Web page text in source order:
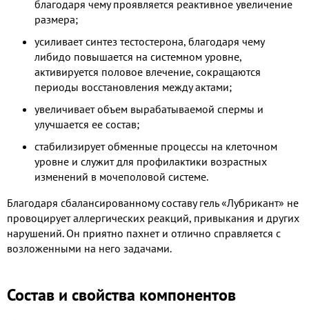
благодаря чему проявляется реактивное увеличение
размера;
усиливает синтез тестостерона, благодаря чему
либидо повышается на системном уровне,
активируется половое влечение, сокращаются
периоды восстановления между актами;
увеличивает объем вырабатываемой спермы и
улучшается ее состав;
стабилизирует обменные процессы на клеточном
уровне и служит для профилактики возрастных
изменений в мочеполовой системе.
Благодаря сбалансированному составу гель «Лубрикант» не
провоцирует аллергических реакций, привыкания и других
нарушений. Он приятно пахнет и отлично справляется с
возложенными на него задачами.
Состав и свойства компонентов